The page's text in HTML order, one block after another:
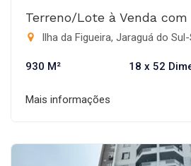
Terreno/Lote à Venda com
Ilha da Figueira, Jaraguá do Sul-
930 M² 18 x 52
Mais informações